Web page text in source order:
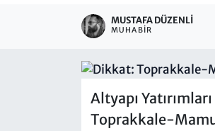
MUSTAFA DÜZENLI
MUHABIR
Altyapı
Toprakkale-